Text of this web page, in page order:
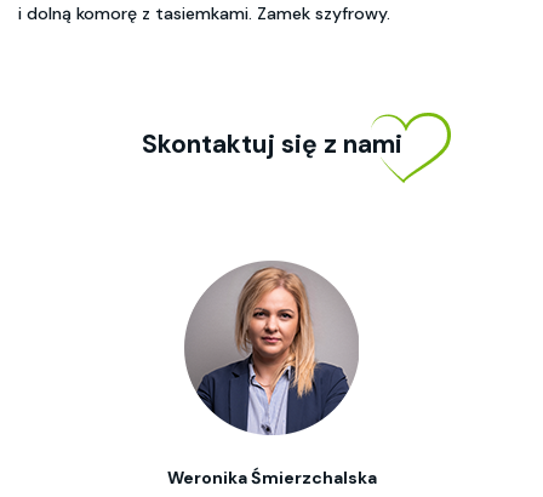
i dolną komorę z tasiemkami. Zamek szyfrowy.
Skontaktuj się z nami
Weronika Śmierzchalska